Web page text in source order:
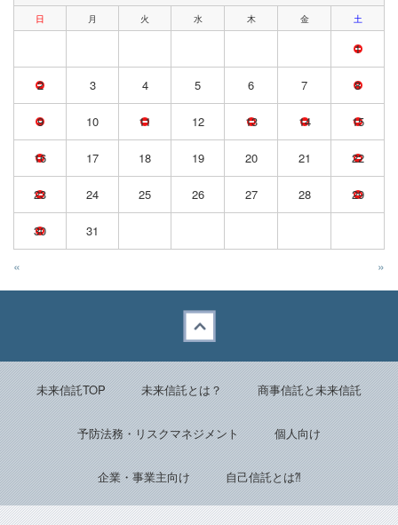
日 月 火 水 木 金 土
1
2 3 4 5 6 7 8
9 10 11 12 13 14 15
16 17 18 19 20 21 22
23 24 25 26 27 28 29
30 31
« »
未来信託TOP 未来信託とは？ 商事信託と未来信託
予防法務・リスクマネジメント 個人向け
企業・事業主向け 自己信託とは⁈
Back to top